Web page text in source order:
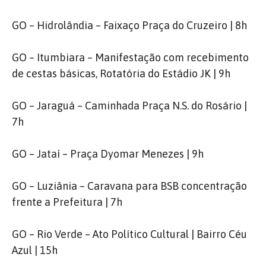
GO – Hidrolândia – Faixaço Praça do Cruzeiro | 8h
GO – Itumbiara – Manifestação com recebimento
de cestas básicas, Rotatória do Estádio JK | 9h
GO – Jaraguá – Caminhada Praça N.S. do Rosário |
7h
GO – Jataí – Praça Dyomar Menezes | 9h
GO – Luziânia – Caravana para BSB concentração
frente a Prefeitura | 7h
GO – Rio Verde – Ato Político Cultural | Bairro Céu
Azul | 15h